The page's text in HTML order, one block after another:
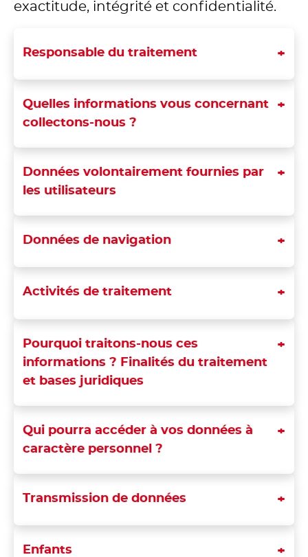
exactitude, intégrité et confidentialité.
Responsable du traitement
Quelles informations vous concernant
collectons-nous ?
Données volontairement fournies par
les utilisateurs
Données de navigation
Activités de traitement
Pourquoi traitons-nous ces
informations ? Finalités du traitement
et bases juridiques
Qui pourra accéder à vos données à
caractère personnel ?
Transmission de données
Enfants